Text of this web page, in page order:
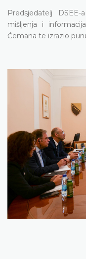
Predsjedatelj
mišljenja i
Ćemana te izrazio